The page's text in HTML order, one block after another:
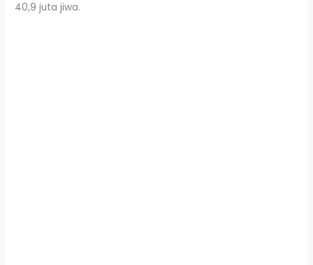
40,9 juta jiwa.